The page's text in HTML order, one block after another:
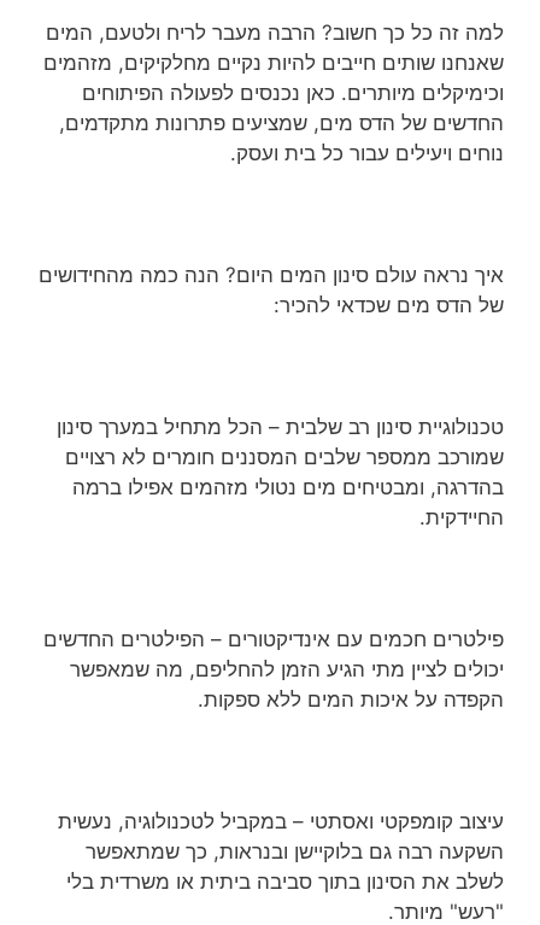
למה זה כל כך חשוב? הרבה מעבר לריח ולטעם, המים
שאנחנו שותים חייבים להיות נקיים מחלקיקים, מזהמים
וכימיקלים מיותרים. כאן נכנסים לפעולה הפיתוחים
החדשים של הדס מים, שמציעים פתרונות מתקדמים,
נוחים ויעילים עבור כל בית ועסק.
איך נראה עולם סינון המים היום? הנה כמה מהחידושים
של הדס מים שכדאי להכיר:
טכנולוגיית סינון רב שלבית – הכל מתחיל במערך סינון
שמורכב ממספר שלבים המסננים חומרים לא רצויים
בהדרגה, ומבטיחים מים נטולי מזהמים אפילו ברמה
החיידקית.
פילטרים חכמים עם אינדיקטורים – הפילטרים החדשים
יכולים לציין מתי הגיע הזמן להחליפם, מה שמאפשר
הקפדה על איכות המים ללא ספקות.
עיצוב קומפקטי ואסתטי – במקביל לטכנולוגיה, נעשית
השקעה רבה גם בלוקיישן ובנראות, כך שמתאפשר
לשלב את הסינון בתוך סביבה ביתית או משרדית בלי
"רעש" מיותר.